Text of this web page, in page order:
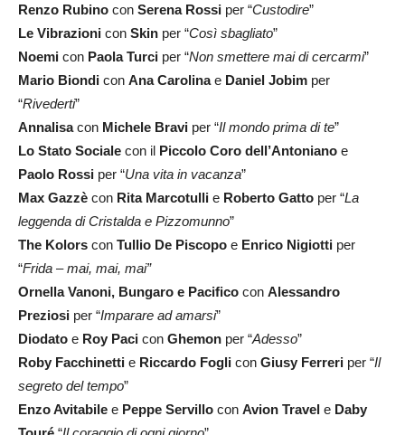
Renzo Rubino con Serena Rossi per “Custodire”
Le Vibrazioni con Skin per “Così sbagliato”
Noemi con Paola Turci per “Non smettere mai di cercarmi”
Mario Biondi con Ana Carolinae Daniel Jobim per
“Rivederti”
Annalisacon Michele Bravi per “Il mondo prima di te”
Lo Stato Sociale con il Piccolo Coro dell’Antoniano e
Paolo Rossi per “Una vita in vacanza”
Max Gazzè con Rita Marcotulli e Roberto Gatto per “La
leggenda di Cristalda e Pizzomunno”
The Kolors con Tullio De Piscopo e Enrico Nigiotti per
“Frida – mai, mai, mai”
Ornella Vanoni, Bungaro e Pacifico con Alessandro
Preziosi per “Imparare ad amarsi”
Diodato e Roy Paci con Ghemon per “Adesso”
Roby Facchinetti e Riccardo Fogli con Giusy Ferreri per “Il
segreto del tempo”
Enzo Avitabile e Peppe Servillo con Avion Travel e Daby